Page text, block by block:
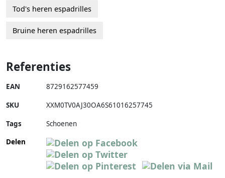
Tod's heren espadrilles
Bruine heren espadrilles
Referenties
EAN 8729162577459
SKU XXM0TV0AJ30OA6S61016257745
Tags
Schoenen
Delen